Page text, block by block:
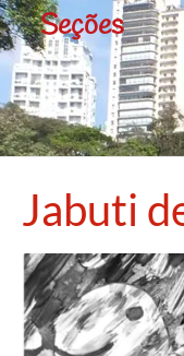
Seções
Jabuti